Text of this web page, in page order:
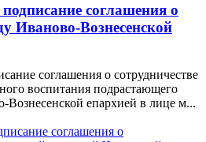
соглашения о
Иваново-Вознесенской
соглашения о сотрудничестве
воспитания подрастающего
епархией в лице м...